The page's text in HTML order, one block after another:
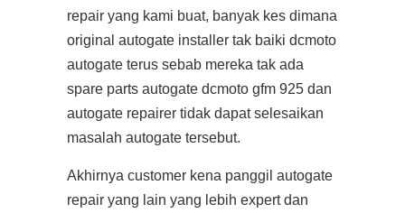
repair yang kami buat, banyak kes dimana
original autogate installer tak baiki dcmoto
autogate terus sebab mereka tak ada
spare parts autogate dcmoto gfm 925 dan
autogate repairer tidak dapat selesaikan
masalah autogate tersebut.
Akhirnya customer kena panggil autogate
repair yang lain yang lebih expert dan